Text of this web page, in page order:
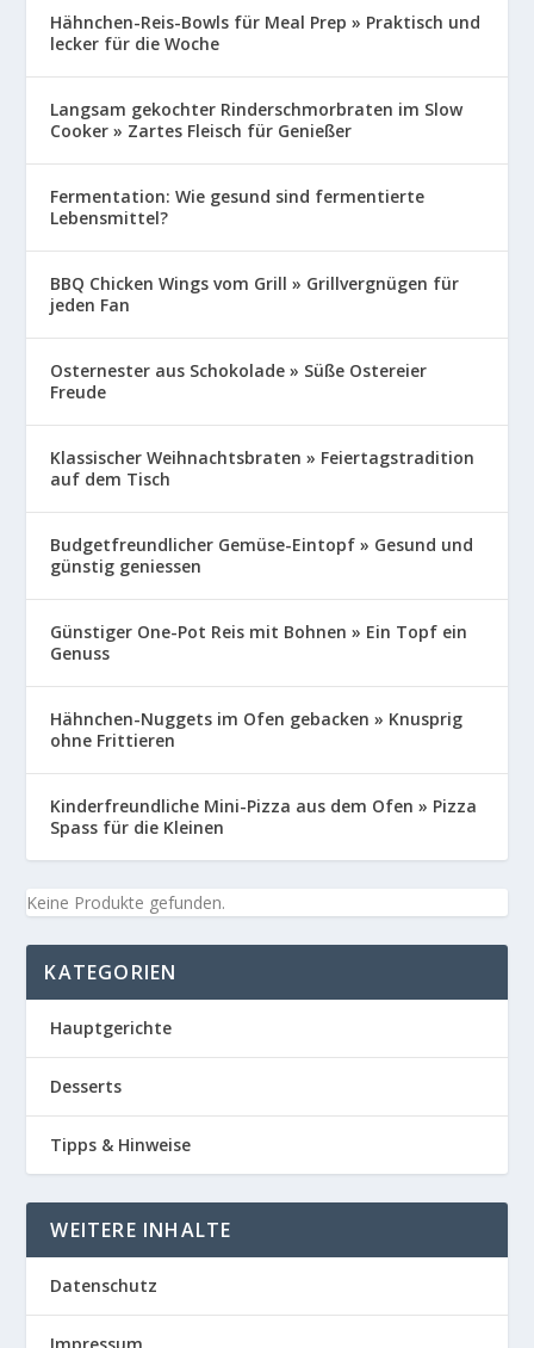
Hähnchen-Reis-Bowls für Meal Prep » Praktisch und
lecker für die Woche
Langsam gekochter Rinderschmorbraten im Slow
Cooker » Zartes Fleisch für Genießer
Fermentation: Wie gesund sind fermentierte
Lebensmittel?
BBQ Chicken Wings vom Grill » Grillvergnügen für
jeden Fan
Osternester aus Schokolade » Süße Ostereier
Freude
Klassischer Weihnachtsbraten » Feiertagstradition
auf dem Tisch
Budgetfreundlicher Gemüse-Eintopf » Gesund und
günstig geniessen
Günstiger One-Pot Reis mit Bohnen » Ein Topf ein
Genuss
Hähnchen-Nuggets im Ofen gebacken » Knusprig
ohne Frittieren
Kinderfreundliche Mini-Pizza aus dem Ofen » Pizza
Spass für die Kleinen
Keine Produkte gefunden.
KATEGORIEN
Hauptgerichte
Desserts
Tipps & Hinweise
WEITERE INHALTE
Datenschutz
Impressum